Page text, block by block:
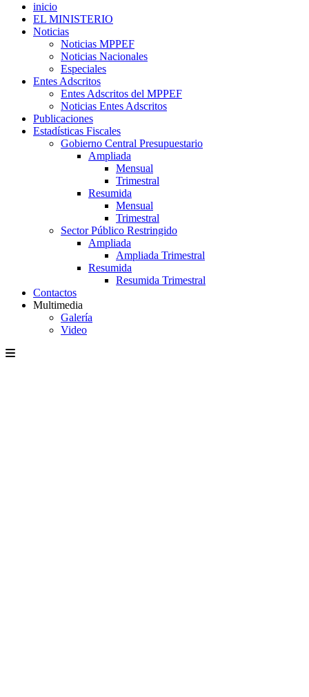
inicio
EL MINISTERIO
Noticias
Noticias MPPEF
Noticias Nacionales
Especiales
Entes Adscritos
Entes Adscritos del MPPEF
Noticias Entes Adscritos
Publicaciones
Estadísticas Fiscales
Gobierno Central Presupuestario
Ampliada
Mensual
Trimestral
Resumida
Mensual
Trimestral
Sector Público Restringido
Ampliada
Ampliada Trimestral
Resumida
Resumida Trimestral
Contactos
Multimedia
Galería
Video